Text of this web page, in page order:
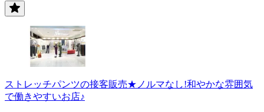
ストレッチパンツの接客販売★ノルマなし!和やかな雰囲気
で働きやすいお店♪